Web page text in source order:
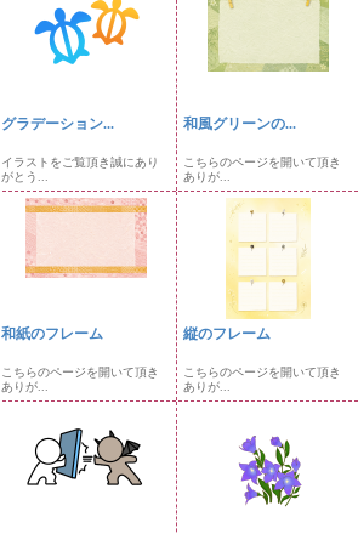
グラデーション...
イラストをご覧頂き誠にあり
がとう...
和風グリーンの...
こちらのページを開いて頂き
ありが...
和紙のフレーム
こちらのページを開いて頂き
ありが...
縦のフレーム
こちらのページを開いて頂き
ありが...